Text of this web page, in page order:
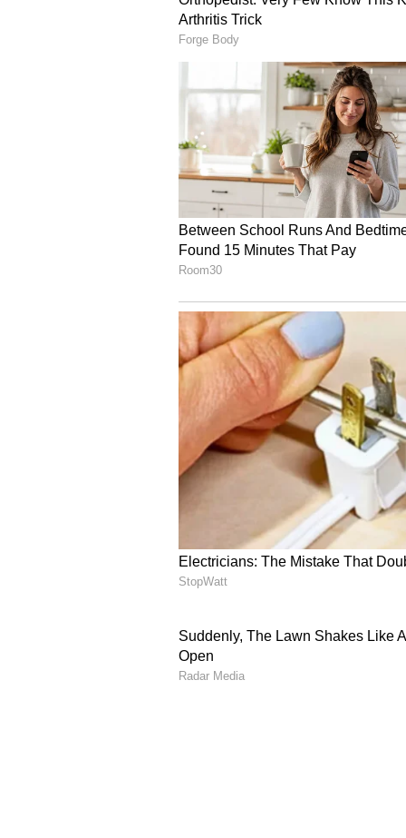
ಹಾಗೂ 2082 ಕ್ರಿಮಿನಲ್‌ ಅರ್ಜಿಗಳಾಗಿವೆ.
ಪೆಪ್ಪರ್‌ ಸ್ಪ್ರೇ ಅಪಾಯಕಾರಿ ಆಯುಧ:
ಬೆಂಗಳೂರಿನ ಪೀಠದಲ್ಲಿ 20ರಿಂದ 30
ಕಲಬುರಗಿಯಲ್ಲಿ 7 ಅರ್ಜಿಗಳು
ಅರ್ಜಿಗಳು ವಿಚಾರಣೆ ಹಂತಲ್ಲಿವೆ.
ಪ್ರಕರಣವೂ ವಿಚಾರಣಾ ಹಂತದಲ್ಲಿ ಇಲ್ಲ.
ಜಿಲ್ಲಾ ಕೋರ್ಟ್‌ಗಳಲ್ಲಿ 20 ಲಕ್ಷ ಕೇಸು ಬಾಕಿ
ಕರ್ನಾಟಕದ ಎಲ್ಲ ಜಿಲ್ಲಾ
ಬಾಕಿಯಿವೆ. ಹಾಗೆಯೇ, ಜನಪ್ರತಿನಿಧಿಗಳ
ಪ್ರಕರಣಗಳು ವಿಲೇವಾರಿಗೆ ಬಾಕಿಯಿವೆ.
https://
ದೇಶದಲ್ಲಿ 5 ಕೋಟಿ ಕೇಸು ಬಾಕಿ!
ದೇಶದ 39 ಹೈಕೋರ್ಟ್‌ಗಳಲ್ಲಿ ಒಟ್ಟು 61.9
ತಾಲೂಕು ಕೋರ್ಟ್‌ಗಳಲ್ಲಿ 4.5 ಕೋಟಿ
ಪ್ರಕರಣಗಳು ವಿಲೇವಾರಿಗೆ ಬಾಕಿ ಇವೆ.